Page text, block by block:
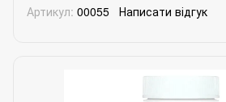
Артикул: 00055 Написати відгук